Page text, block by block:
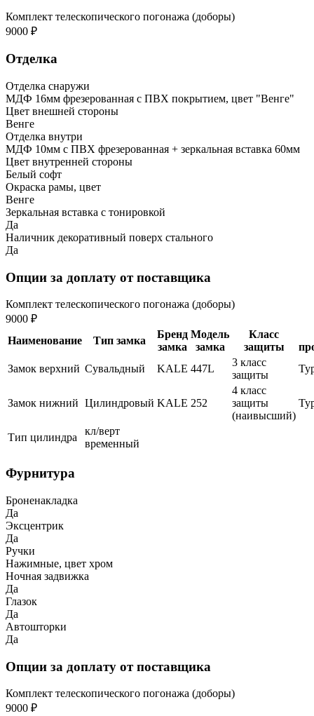
Комплект телескопического погонажа (доборы)
9000 ₽
Отделка
Отделка снаружи
МДФ 16мм фрезерованная с ПВХ покрытием, цвет "Венге"
Цвет внешней стороны
Венге
Отделка внутри
МДФ 10мм с ПВХ фрезерованная + зеркальная вставка 60мм
Цвет внутренней стороны
Белый софт
Окраска рамы, цвет
Венге
Зеркальная вставка с тонировкой
Да
Наличник декоративный поверх стального
Да
Опции за доплату от поставщика
Комплект телескопического погонажа (доборы)
9000 ₽
Наименование
Тип замка
Бренд
замка
Модель
замка
Класс
защиты
Замок верхний Сувальдный KALE 447L
3 класс
защиты
Замок нижний Цилиндровый KALE 252
4 класс
защиты
(наивысший)
Тип цилиндра
кл/верт
временный
Фурнитура
Броненакладка
Да
Эксцентрик
Да
Ручки
Нажимные, цвет хром
Ночная задвижка
Да
Глазок
Да
Автошторки
Да
Опции за доплату от поставщика
Комплект телескопического погонажа (доборы)
9000 ₽